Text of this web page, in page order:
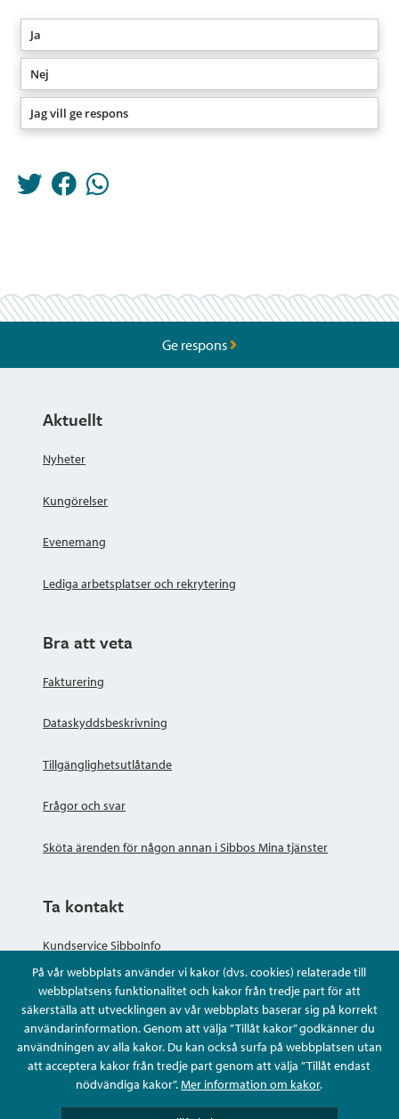
Ja
Nej
Jag vill ge respons
På vår webbplats använder vi kakor (dvs. cookies) relaterade till
webbplatsens funktionalitet och kakor från tredje part för att
säkerställa att utvecklingen av vår webbplats baserar sig på korrekt
användarinformation. Genom att välja ”Tillåt kakor” godkänner du
användningen av alla kakor. Du kan också surfa på webbplatsen utan
att acceptera kakor från tredje part genom att välja ”Tillåt endast
nödvändiga kakor”.Mer information om kakor.
Ge respons
Aktuellt
Nyheter
Kungörelser
Evenemang
Lediga arbetsplatser och rekrytering
Bra att veta
Fakturering
Dataskyddsbeskrivning
Tillgänglighetsutlåtande
Frågor och svar
Sköta ärenden för någon annan i Sibbos Mina tjänster
Ta kontakt
Kundservice SibboInfo
Ge anonym respons
Ställ en fråga eller sköta ditt ärende
Kontaktuppgifter